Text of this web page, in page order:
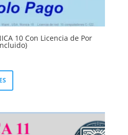
10 Con Licencia de Por
Este
tiene
Las